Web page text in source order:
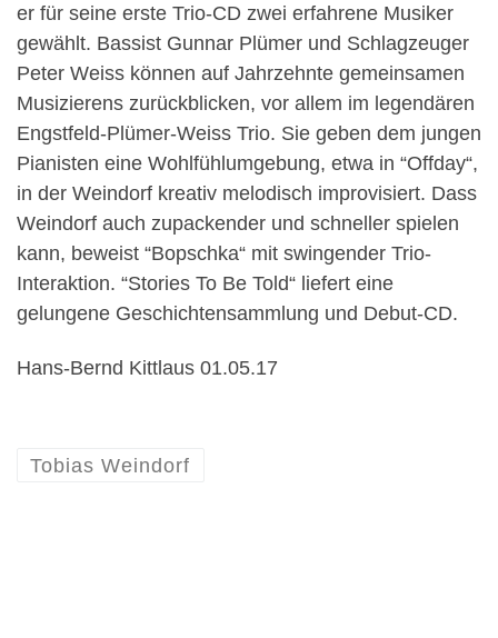
er für seine erste Trio-CD zwei erfahrene Musiker
gewählt. Bassist Gunnar Plümer und Schlagzeuger
Peter Weiss können auf Jahrzehnte gemeinsamen
Musizierens zurückblicken, vor allem im legendären
Engstfeld-Plümer-Weiss Trio. Sie geben dem jungen
Pianisten eine Wohlfühlumgebung, etwa in “Offday“,
in der Weindorf kreativ melodisch improvisiert. Dass
Weindorf auch zupackender und schneller spielen
kann, beweist “Bopschka“ mit swingender Trio-
Interaktion. “Stories To Be Told“ liefert eine
gelungene Geschichtensammlung und Debut-CD.
Hans-Bernd Kittlaus 01.05.17
Tobias Weindorf